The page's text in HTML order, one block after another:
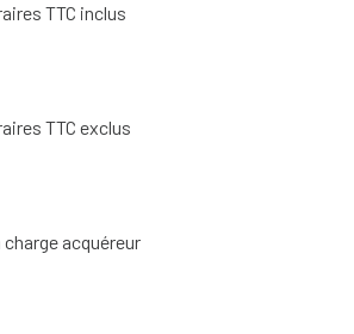
TTC inclus
TTC exclus
charge acquéreur